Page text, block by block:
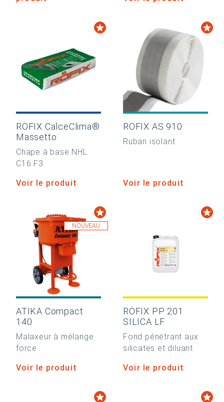
RÖFIX CalceClima®
Massetto
Chape à base NHL
C16 F3
Voir le produit
RÖFIX AS 910
Ruban isolant
Voir le produit
NOUVEAU
ATIKA Compact
140
Malaxeur à mélange
force
Voir le produit
RÖFIX PP 201
SILICA LF
Fond pénétrant aux
silicates et diluant
Voir le produit